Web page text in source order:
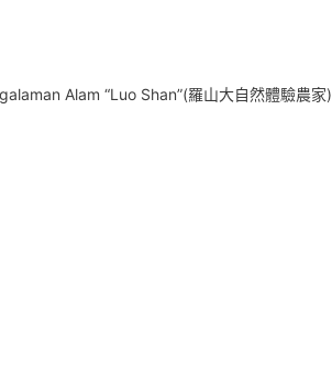
Alam “Luo Shan”(羅山大自然體驗農家)